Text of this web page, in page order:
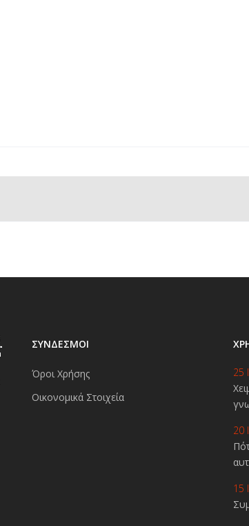
ΣΥΝΔΕΣΜΟΙ
Όροι Χρήσης
Οικονομικά Στοιχεία
25
20
15